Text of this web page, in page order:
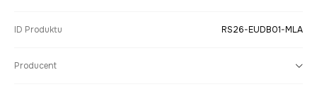
ID Produktu RS26-EUDB01-MLA
Producent